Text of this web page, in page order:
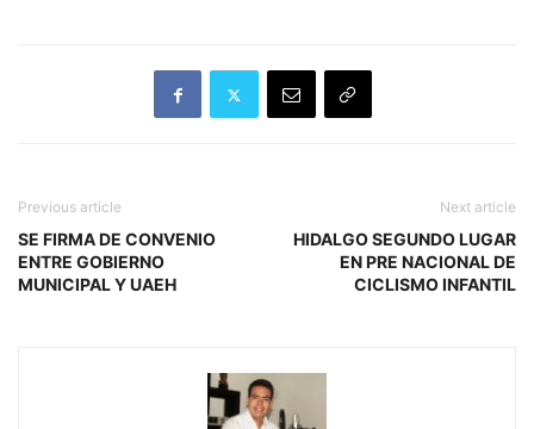
Previous article
SE FIRMA DE CONVENIO
ENTRE GOBIERNO
MUNICIPAL Y UAEH
Next article
HIDALGO SEGUNDO LUGAR
EN PRE NACIONAL DE
CICLISMO INFANTIL